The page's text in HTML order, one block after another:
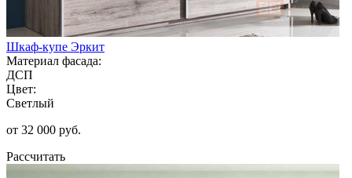
Шкаф-купе Эркит
Материал фасада:
ДСП
Цвет:
Светлый
от 32 000 руб.
Рассчитать